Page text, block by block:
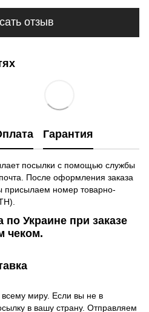
отзыв
Гарантия
посылки с помощью службы
После оформления заказа
присылаем номер товарно-
по Украине при заказе
чеком.
миру. Если вы не в
в вашу страну. Отправляем